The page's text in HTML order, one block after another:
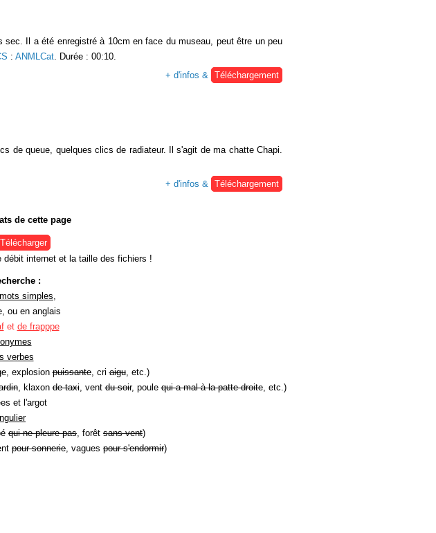
Il a été enregistré à 10cm en face du museau, peut être un peu
: ANMLCat . Durée : 00:10.
+ d'infos &
Téléchargement
de queue, quelques clics de radiateur. Il s'agit de ma chatte Chapi.
+ d'infos &
Téléchargement
de cette page
internet et la taille des fichiers !
:
mots simples
ou en anglais
et de frapppe
verbes
explosionpuissante, criaigu, etc.)
, klaxonde taxi, ventdu soir, poulequi a mal à la patte droite, etc.)
et l'argot
qui ne pleure pas , forêt sans vent)
pour sonnerie , vagues pour s'endormir)